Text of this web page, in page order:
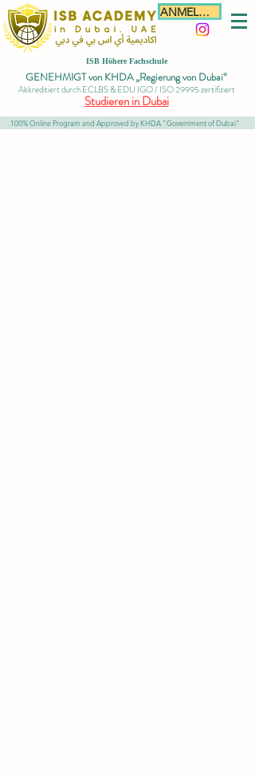
ANMELDEN
ISB Höhere Fachschule
GENEHMIGT von KHDA „Regierung von Dubai“
Akkreditiert durch ECLBS & EDU IGO / ISO 29995 zertifiziert
Studieren in Dubai
100% Online Program and Approved by KHDA "Government of Dubai"